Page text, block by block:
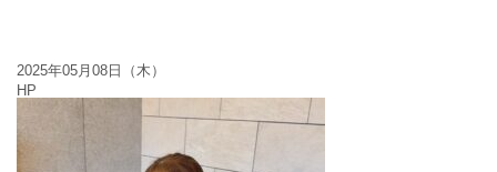
2025年05月08日（木）
HP